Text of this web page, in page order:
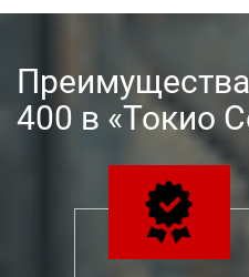
400 в «Токио